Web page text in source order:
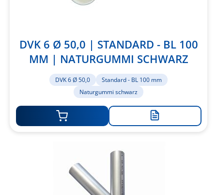
DVK 6 Ø 50,0 | STANDARD - BL 100
MM | NATURGUMMI SCHWARZ
DVK 6 Ø 50,0
Standard - BL 100 mm
Naturgummi schwarz
Zur